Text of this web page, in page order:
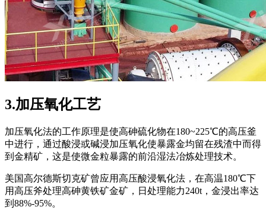
3.加压氧化工艺
加压氧化法的工作原理是使高砷硫化物在180~225℃的高压釜
中进行，通过酸浸或碱浸加压氧化使暴露金均留在残渣中而得
到金精矿，这是使微金粒暴露的前沿湿法冶炼处理技术。
美国高尔德斯切克矿曾应用高压酸浸氧化法，在高温180℃下
用高压斧处理高砷黄铁矿金矿，日处理能力240t，金浸出率达
到88%-95%。